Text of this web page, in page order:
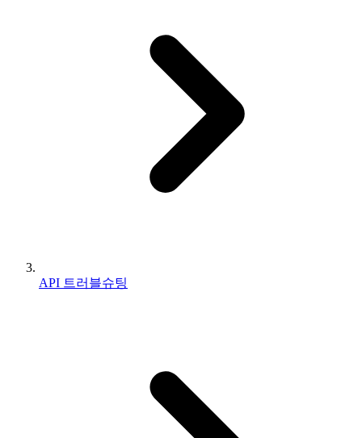
API 트러블슈팅